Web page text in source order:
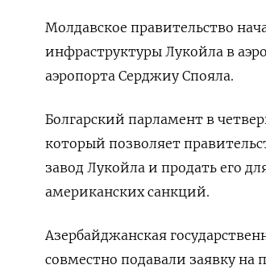
Молдавское правительство
инфраструктуры Лукойла в
аэропорта Серджиу Спояла.
Болгарский парламент в
который позволяет
завод Лукойла и продать его
американских санкций.
Азербайджанская
совместно подавали заявку